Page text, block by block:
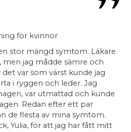
stor mängd symtom. Läkare
men jag mådde sämre och
det var som värst kunde jag
i ryggen och leder. Jag
var utmattad och kunde
Redan efter ett par
de flesta av mina symtom.
Yulia, för att jag har fått mitt